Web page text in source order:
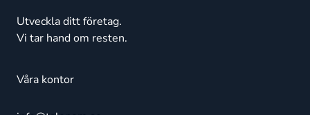
Utveckla ditt företag.
Vi tar hand om resten.
Våra kontor